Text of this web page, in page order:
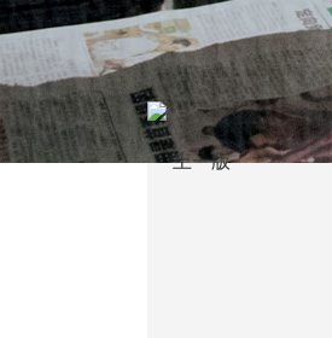
上一版